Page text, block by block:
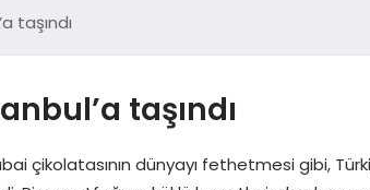
taşındı
taşındı
çikolatasının dünyayı fethetmesi gibi,